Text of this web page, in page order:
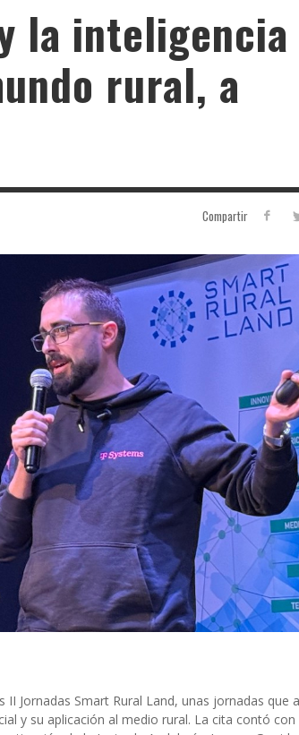
la inteligencia
rural, a
Compartir
Jornadas Smart Rural Land, unas jornadas que
y su aplicación al medio rural. La cita contó con